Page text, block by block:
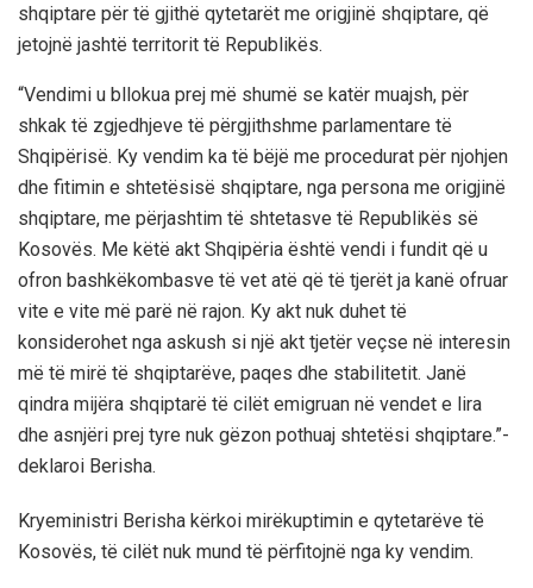
shqiptare për të gjithë qytetarët me origjinë shqiptare, që
jetojnë jashtë territorit të Republikës.
“Vendimi u bllokua prej më shumë se katër muajsh, për
shkak të zgjedhjeve të përgjithshme parlamentare të
Shqipërisë. Ky vendim ka të bëjë me procedurat për njohjen
dhe fitimin e shtetësisë shqiptare, nga persona me origjinë
shqiptare, me përjashtim të shtetasve të Republikës së
Kosovës. Me këtë akt Shqipëria është vendi i fundit që u
ofron bashkëkombasve të vet atë që të tjerët ja kanë ofruar
vite e vite më parë në rajon. Ky akt nuk duhet të
konsiderohet nga askush si një akt tjetër veçse në interesin
më të mirë të shqiptarëve, paqes dhe stabilitetit. Janë
qindra mijëra shqiptarë të cilët emigruan në vendet e lira
dhe asnjëri prej tyre nuk gëzon pothuaj shtetësi shqiptare.”-
deklaroi Berisha.
Kryeministri Berisha kërkoi mirëkuptimin e qytetarëve të
Kosovës, të cilët nuk mund të përfitojnë nga ky vendim.